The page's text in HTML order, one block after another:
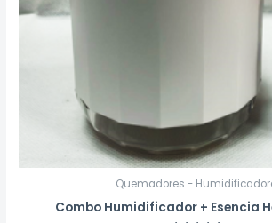
Quemadores -
Combo Humidificador + Esencia